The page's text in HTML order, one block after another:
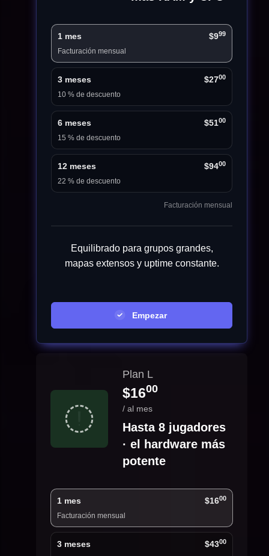
1 mes $999
Facturación mensual
3 meses $2700
10 % de descuento
6 meses $5100
15 % de descuento
12 meses $9400
22 % de descuento
Facturación mensual
Equilibrado para grupos grandes,
mapas extensos y uptime constante.
Empezar
Plan L
$1600
/ al mes
Hasta 8 jugadores
· el hardware más
potente
1 mes $1600
Facturación mensual
3 meses $4300